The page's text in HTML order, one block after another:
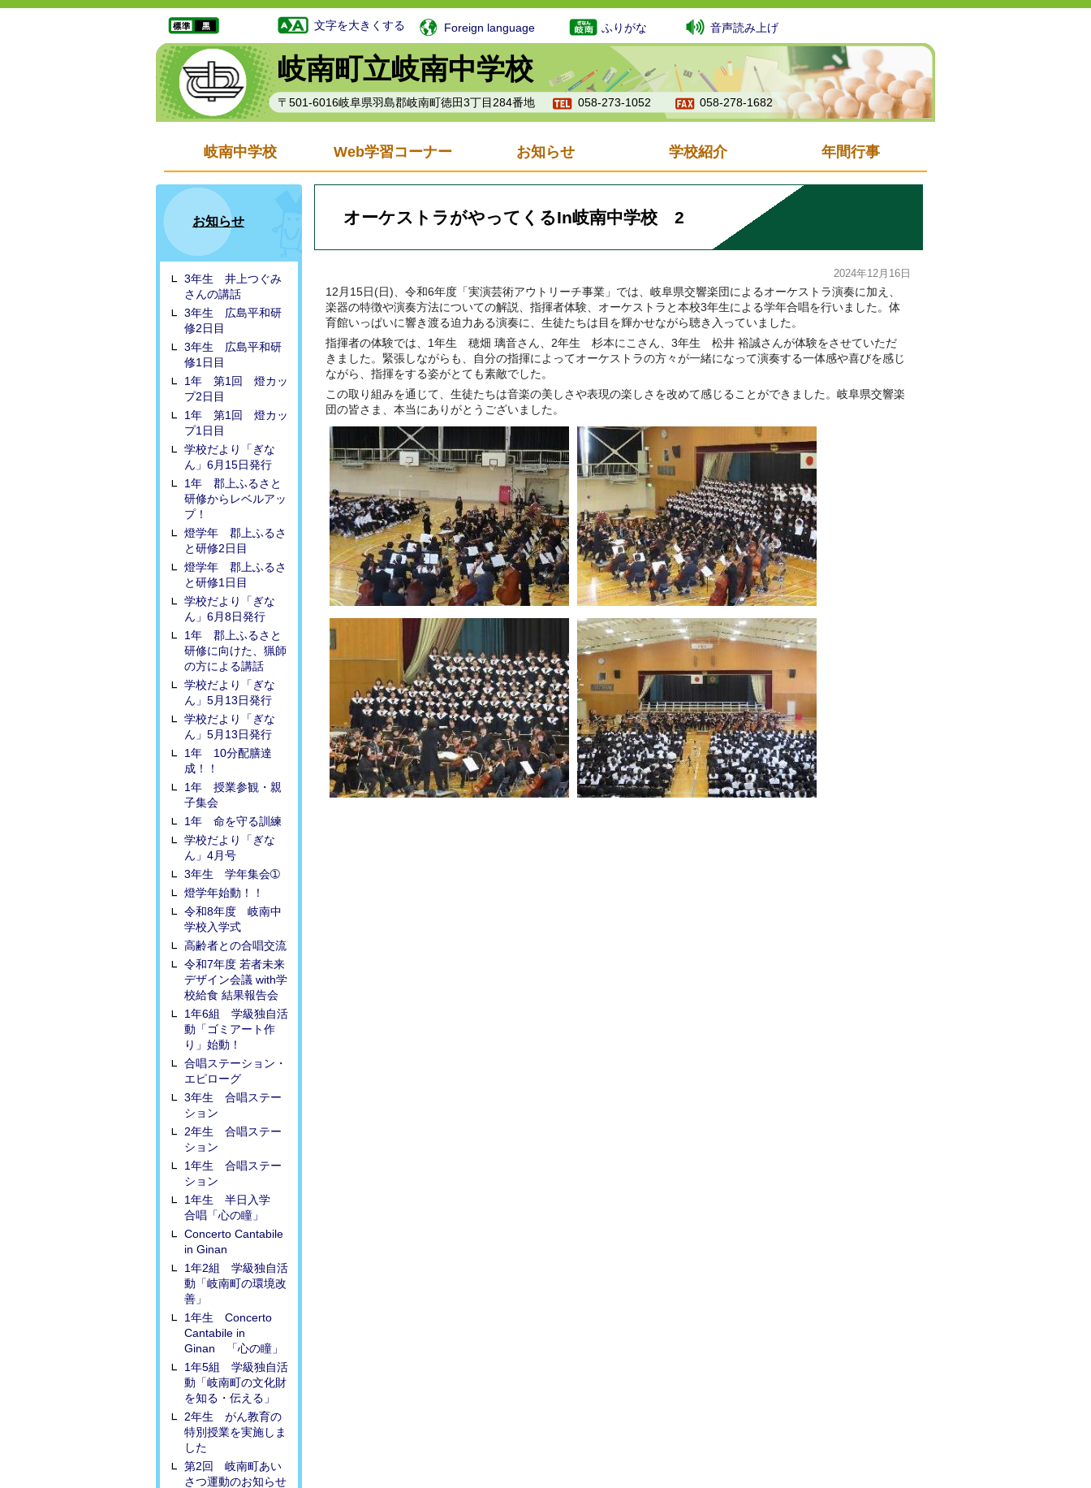
岐南町立岐南中学校
〒501-6016岐阜県羽島郡岐南町徳田3丁目284番地 058-273-1052 058-278-1682
文字を大きくする Foreign language ふりがな 音声読み上げ
岐南中学校 Web学習コーナー お知らせ 学校紹介 年間行事
お知らせ
3年生 井上つぐみ
さんの講話
3年生 広島平和研
修2日目
3年生 広島平和研
修1日目
1年 第1回 燈カッ
プ2日目
1年 第1回 燈カッ
プ1日目
学校だより「ぎな
ん」6月15日発行
1年 郡上ふるさと
研修からレベルアッ
プ！
燈学年 郡上ふるさ
と研修2日目
燈学年 郡上ふるさ
と研修1日目
学校だより「ぎな
ん」6月8日発行
1年 郡上ふるさと
研修に向けた、猟師
の方による講話
学校だより「ぎな
ん」5月13日発行
学校だより「ぎな
ん」5月13日発行
1年 10分配膳達
成！！
1年 授業参観・親
子集会
1年 命を守る訓練
学校だより「ぎな
ん」4月号
3年生 学年集会➀
燈学年始動！！
令和8年度 岐南中
学校入学式
高齢者との合唱交流
令和7年度 若者未来
デザイン会議 with学
校給食 結果報告会
1年6組 学級独自活
動「ゴミアート作
り」始動！
合唱ステーション・
エピローグ
3年生 合唱ステー
ション
2年生 合唱ステー
ション
1年生 合唱ステー
ション
1年生 半日入学
合唱「心の瞳」
Concerto Cantabile
in Ginan
1年2組 学級独自活
動「岐南町の環境改
善」
1年生 Concerto
Cantabile in
Ginan 「心の瞳」
1年5組 学級独自活
動「岐南町の文化財
を知る・伝える」
2年生 がん教育の
特別授業を実施しま
した
第2回 岐南町あい
さつ運動のお知らせ
オーケストラがやってくるIn岐南中学校 2
2024年12月16日
12月15日(日)、 令和6年度「実演芸術アウトリーチ事業」では、岐阜県交響楽団によるオーケストラ演奏に加え、
楽器の特徴や演奏方法についての解説、 指揮者体験、オーケストラと本校3年生による学年合唱を行いました。 体
育館いっぱいに響き渡る迫力ある演奏に、生徒たちは目を輝かせながら聴き入っていました。
指揮者の体験では、1年生 穂畑 璃音さん、2年生 杉本にこさん、3年生 松井 裕誠さんが体験をさせていただ
きました。緊張しながらも、自分の指揮によってオーケストラの方々が一緒になって演奏する一体感や喜びを感じ
ながら、指揮をする姿がとても素敵でした。
この取り組みを通じて、生徒たちは音楽の美しさや表現の楽しさを改めて感じることができました。岐阜県交響楽
団の皆さま、本当にありがとうございました。